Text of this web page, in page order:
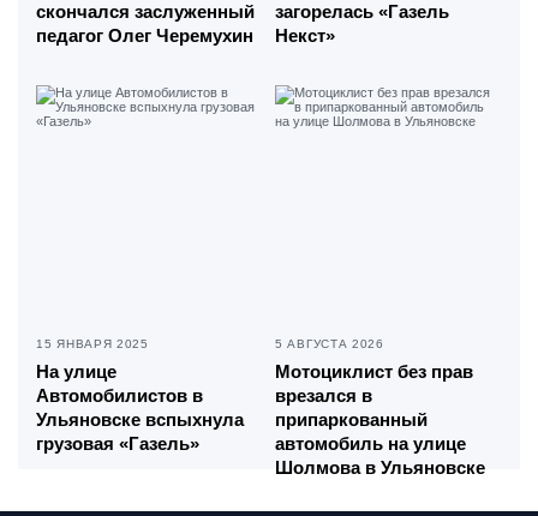
скончался заслуженный
педагог Олег Черемухин
загорелась «Газель
Некст»
15 ЯНВАРЯ 2025
На улице
Автомобилистов в
Ульяновске вспыхнула
грузовая «Газель»
5 АВГУСТА 2026
Мотоциклист без прав
врезался в
припаркованный
автомобиль на улице
Шолмова в Ульяновске